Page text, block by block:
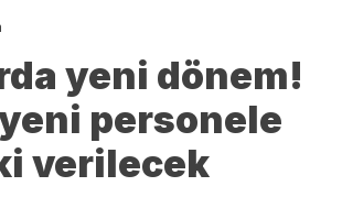
yeni dönem!
personele
verilecek